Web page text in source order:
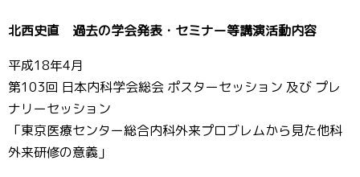
北西史直 過去の学会発表・セミナー等講演活動内容
平成18年4月
第103回 日本内科学会総会 ポスターセッション 及び プレ
ナリーセッション
「東京医療センター総合内科外来プロブレムから見た他科
外来研修の意義」